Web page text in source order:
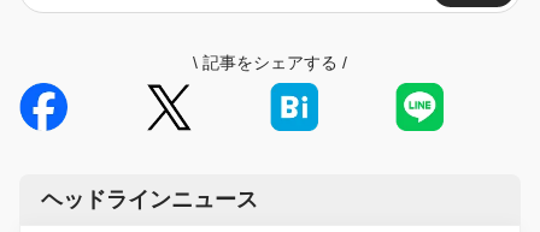
\ 記事をシェアする /
ヘッドラインニュース